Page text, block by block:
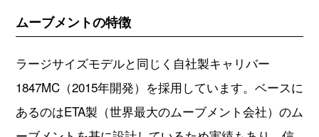
ムーブメントの特徴
ラージサイズモデルと同じく自社製キャリバー
1847MC（2015年開発）を採用しています。ベースに
あるのはETA製（世界最大のムーブメント会社）のム